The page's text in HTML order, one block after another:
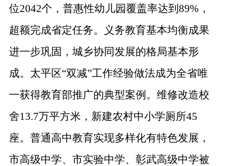
位2042个，普惠性幼儿园覆盖率达到 89% ，
超额完成省定任务。义务教育基本均衡成果
进一步巩固，城乡协同发展的格局基本形
成。 太平区“双减”工作经验做法成为全省唯
一获得教育部推广的典型案例。维修改造校
舍13.7万平方米，新建农村中小学厕所45
座。普通高中教育实现多样化有特色发展，
市高级中学、市实验中学、彰武高级中学被